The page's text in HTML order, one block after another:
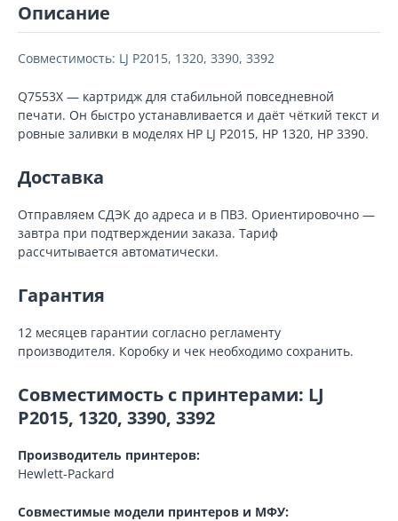
Описание
Совместимость: LJ P2015, 1320, 3390, 3392
Q7553X — картридж для стабильной повседневной
печати. Он быстро устанавливается и даёт чёткий текст и
ровные заливки в моделях HP LJ P2015, HP 1320, HP 3390.
Доставка
Отправляем СДЭК до адреса и в ПВЗ. Ориентировочно —
завтра при подтверждении заказа. Тариф
рассчитывается автоматически.
Гарантия
12 месяцев гарантии согласно регламенту
производителя. Коробку и чек необходимо сохранить.
Совместимость с принтерами: LJ
P2015, 1320, 3390, 3392
Производитель принтеров:
Hewlett-Packard
Совместимые модели принтеров и МФУ: